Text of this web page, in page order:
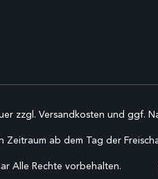
zzgl. Versandkosten und ggf.
ab dem Tag der
Alle Rechte vorbehalten.